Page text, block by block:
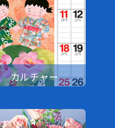
カルチャー